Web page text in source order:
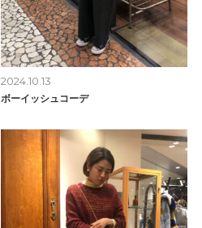
2024.10.13
ボーイッシュコーデ